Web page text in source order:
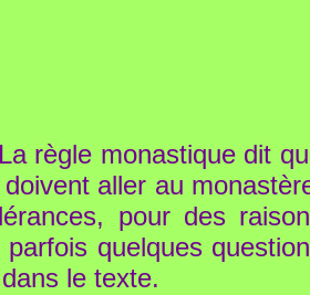
La règle monastique dit
aller au
pour des
quelques
le texte.